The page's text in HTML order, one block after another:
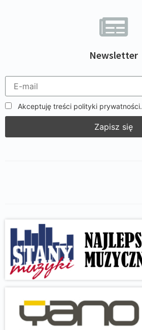
Newsletter
Akceptuję treści polityki prywatności.